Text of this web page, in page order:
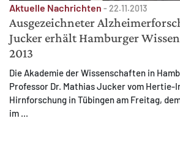
Aktuelle Nachrichten - 22.11.2013
Ausgezeichneter
Jucker erhält Hamburger
2013
Die Akademie der Wissenschaften in
Professor Dr. Mathias Jucker vom
Hirnforschung in Tübingen am Freitag,
im ...